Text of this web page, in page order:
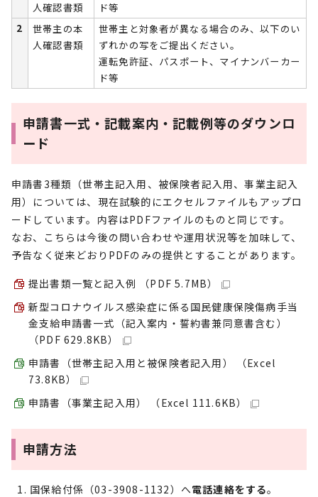
人確認書類
ド等
2
世帯主の本
人確認書類
世帯主と対象者が異なる場合のみ、以下のい
ずれかの写をご提出ください。
運転免許証、パスポート、マイナンバーカー
ド等
申請書一式・記載案内・記載例等のダウンロ
ード
申請書3種類（世帯主記入用、被保険者記入用、事業主記入
用）については、現在試験的にエクセルファイルもアップロ
ードしています。内容はPDFファイルのものと同じです。
なお、こちらは今後の問い合わせや運用状況等を加味して、
予告なく従来どおりPDFのみの提供とすることがあります。
提出書類一覧と記入例 （PDF 5.7MB）
新型コロナウイルス感染症に係る国民健康保険傷病手当
金支給申請書一式（記入案内・誓約書兼同意書含む）
（PDF 629.8KB）
申請書（世帯主記入用と被保険者記入用） （Excel
73.8KB）
申請書（事業主記入用） （Excel 111.6KB）
申請方法
国保給付係（03-3908-1132）へ電話連絡をする。